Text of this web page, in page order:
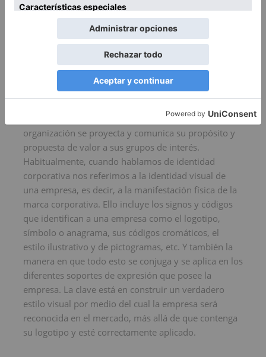
Todo lo que necesites imprimir en tu negocio y para
la cantidad de ejemplares que necesites, desde un a
La identidad corporativa es la forma en que una
organización se proyecta y comunica su propósito y
propuesta de valor a sus grupos de interés.
Habitualmente, cuando hablamos de identidad
corporativa nos referimos a la identidad visual de
una empresa, es decir, a la manifestación física de la
marca corporativa. Ello incluye los signos y códigos
que identifican a una empresa como el logotipo,
símbolo o anagrama, sus códigos cromáticos, el
estilo ilustrativo y de pictogramas, etc. Y también la
manera en que todo esto se conjuga y se aplica en los
diferentes soportes de expresión que posee la
empresa. La clave está en construir un verdadero
estilo visual por medio del cual la empresa será
reconocida en el mercado, más allá de que contenga
su logotipo y esté correctamente aplicado.